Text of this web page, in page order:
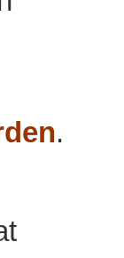
.